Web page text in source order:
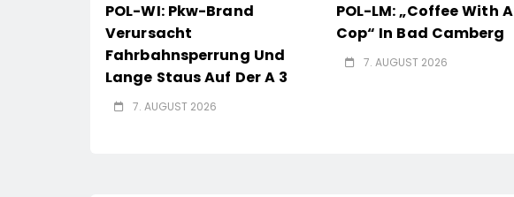
POL-WI: Pkw-Brand
Verursacht
Fahrbahnsperrung Und
Lange Staus Auf Der A 3
7. AUGUST 2026
POL-LM: „Coffee With A
Cop“ In Bad Camberg
7. AUGUST 2026